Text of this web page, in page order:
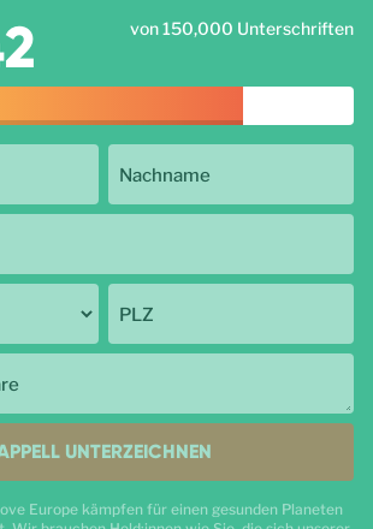
von 150,000 Unterschriften
Nachname
PLZ
UNTERZEICHNEN
Europe kämpfen für einen gesunden Planeten